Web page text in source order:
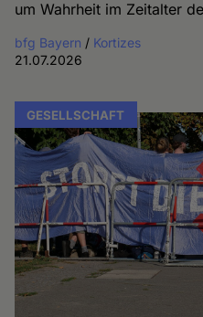
um Wahrheit im Zeitalter
bfg Bayern / Kortizes
21.07.2026
GESELLSCHAFT